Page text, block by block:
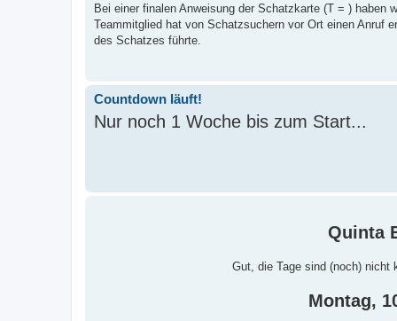
Bei einer finalen Anweisung der Schatzkarte (T = )
Teammitglied hat von Schatzsuchern vor Ort einen Anruf
des Schatzes führte.
Countdown läuft!
Nur noch 1 Woche bis zum Start...
Quinta
Gut, die Tage sind (noch) nicht
Montag,